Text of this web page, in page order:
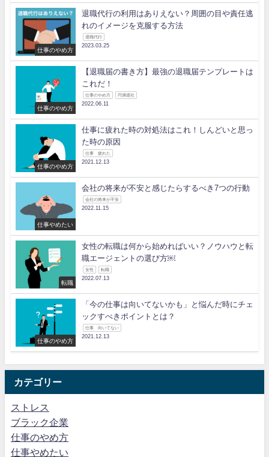
仕事のやめ方
退職代行の利用はありえない？周囲の目や責任逃
れのイメージを克服する方法
退職代行
2023.03.25
仕事のやめ方
【退職届の書き方】最強の退職届テンプレートは
これだ！
仕事のやめ方 円満退社
2022.06.11
仕事のやめ方
仕事に疲れた時の対処法はこれ！しんどいと思っ
た時の原因
仕事 疲れた
2021.12.13
仕事やめたい
会社の将来が不安と感じたらするべき7つの行動
会社の将来が不安
2022.11.15
転職
女性の転職は何から始めればいい？ノウハウと転
職エージェントの選び方￼
女性 転職
2022.07.13
仕事のやめ方
「今の仕事は向いてないかも」と悩んだ時にチェ
ックすべきポイントとは？
仕事 向いてない
2021.12.13
カテゴリー
ストレス
ブラック企業
仕事のやめ方
仕事やめたい